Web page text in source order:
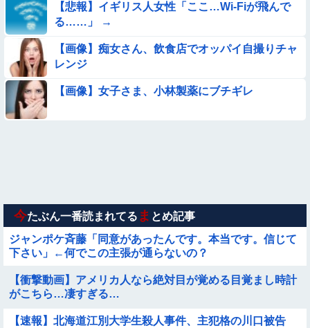
【動画】小池栄子似のGカップ女子高生「知らないオジさんに
襲われてオッパイ揉まれた」
【画像】巨大マンボウの稚魚さん、金平糖みたいでカワイイｗ
【動画】美少女4人組の20年後の姿がヤバいwwwwww
を硬めてくるｗｗｗｗｗｗｗ
【悲報】イギリス人女性「ここ…Wi-Fiが飛んで
る……」 →
【画像】痴女さん、飲食店でオッパイ自撮りチャ
レンジ
【画像】女子さま、小林製薬にブチギレ
今たぶん一番読まれてる ま とめ記事
ジャンポケ斉藤「同意があったんです。本当です。信じて
下さい」←何でこの主張が通らないの？
【衝撃動画】アメリカ人なら絶対目が覚める目覚まし時計
がこちら…凄すぎる…
【速報】北海道江別大学生殺人事件、主犯格の川口被告